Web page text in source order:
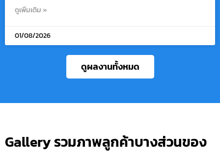
ดูเพิ่มเติม »
01/08/2026
ดูผลงานทั้งหมด
Gallery รวมภาพลูกค้าบางส่วนของ